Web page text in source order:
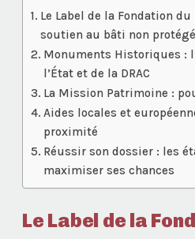
Le Label de la Fondation
soutien au bâti non protégé
Monuments Historiques :
l’État et de la DRAC
La Mission Patrimoine :
Aides locales et
proximité
Réussir son dossier : les
maximiser ses chances
Le Label de la